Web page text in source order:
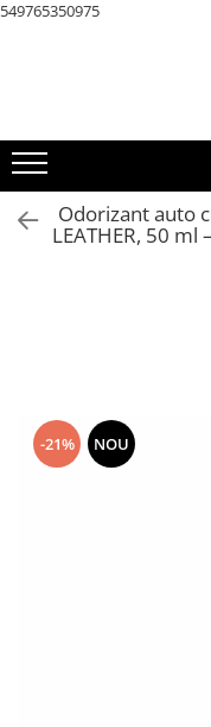
549765350975
Pachete Karoma
KAROMA Discovery –
Testare
Pachete Uleiuri
Pachete Tematice 5
Parfumate Aromaterapie
Pachete Uni 5 Uleiuri
Pachete 30 Uleiuri
Ulei Parfumat
Pachet Bețisoare
Ulei Parfumat
Pachet Conuri Backflow
Odorizant auto
LEATHER, 50
-21% NOU